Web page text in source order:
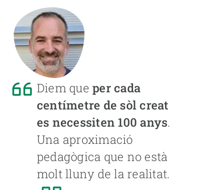
Diem queper cada
centímetre de sòl creat
es necessiten 100 anys.
Una aproximació
pedagògica que no està
molt lluny de la realitat.